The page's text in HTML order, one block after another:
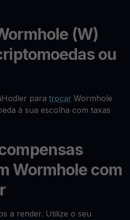
(W)
ou
paratrocar Wormhole
à sua escolha com taxas
Wormhole com
a render. Utilize o seu